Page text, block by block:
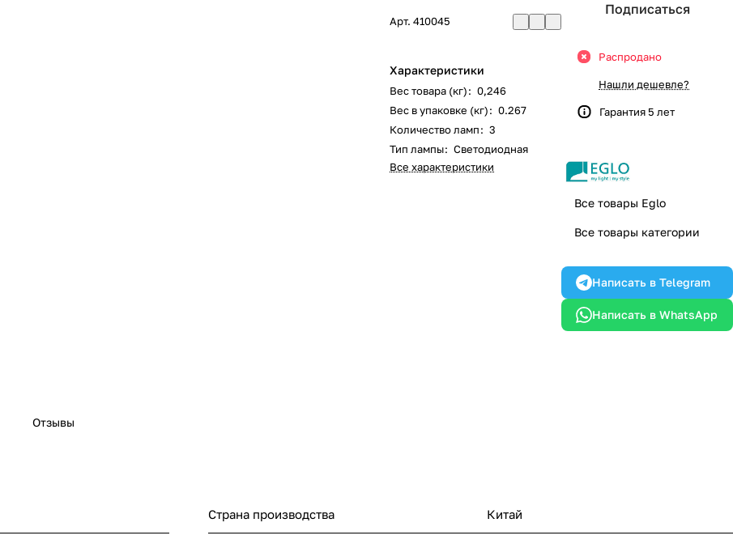
Арт. 410045
Характеристики
Вес товара (кг): 0,246
Вес в упаковке (кг): 0.267
Количество ламп: 3
Тип лампы: Светодиодная
Все характеристики
Подписаться
Распродано
Нашли дешевле?
Гарантия 5 лет
Все товары Eglo
Все товары категории
Написать в Telegram
Написать в WhatsApp
Отзывы
Страна производства Китай